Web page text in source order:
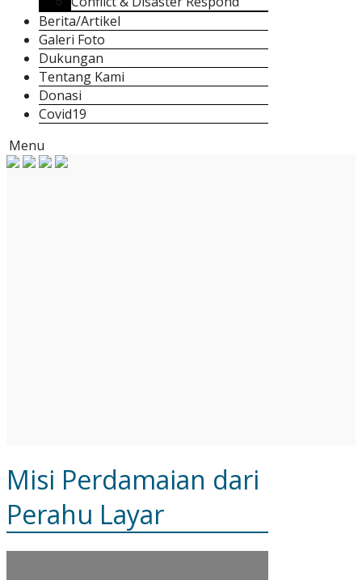
Berita/Artikel
Galeri Foto
Dukungan
Tentang Kami
Donasi
Covid19
Menu
Misi Perdamaian dari
Perahu Layar